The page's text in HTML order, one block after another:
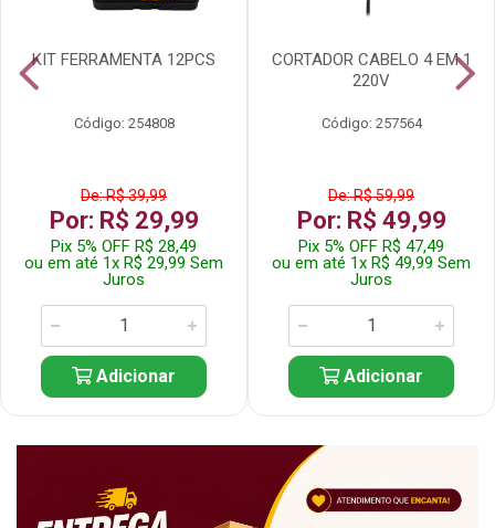
KIT FERRAMENTA 12PCS
Código: 254808
De: R$ 39,99
Por: R$ 29,99
Pix 5% OFF R$ 28,49
ou em até 1x R$ 29,99 Sem
Juros
Adicionar
CORTADOR CABELO 4 EM 1
220V
Código: 257564
De: R$ 59,99
Por: R$ 49,99
Pix 5% OFF R$ 47,49
ou em até 1x R$ 49,99 Sem
Juros
Adicionar